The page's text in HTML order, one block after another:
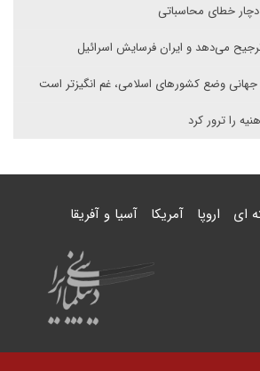
دچار خطای محاسباتی
می‌دهد و ایران فرسایش اسرائیل
جهانی وضع کشورهای اسلامی، غم انگیزتر است
را ترور کرد
ای اروپا آمریکا آسیا و آفریقا